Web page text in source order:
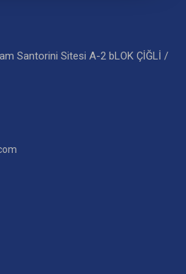
Santorini Sitesi A-2 bLOK ÇİĞLİ /